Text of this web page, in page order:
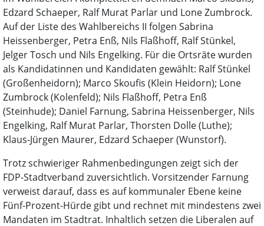
Edzard Schaeper, Ralf Murat Parlar und Lone Zumbrock.
Auf der Liste des Wahlbereichs II folgen Sabrina
Heissenberger, Petra Enß, Nils Flaßhoff, Ralf Stünkel,
Jelger Tosch und Nils Engelking. Für die Ortsräte wurden
als Kandidatinnen und Kandidaten gewählt: Ralf Stünkel
(Großenheidorn); Marco Skoufis (Klein Heidorn); Lone
Zumbrock (Kolenfeld); Nils Flaßhoff, Petra Enß
(Steinhude); Daniel Farnung, Sabrina Heissenberger, Nils
Engelking, Ralf Murat Parlar, Thorsten Dolle (Luthe);
Klaus-Jürgen Maurer, Edzard Schaeper (Wunstorf).
Trotz schwieriger Rahmenbedingungen zeigt sich der
FDP-Stadtverband zuversichtlich. Vorsitzender Farnung
verweist darauf, dass es auf kommunaler Ebene keine
Fünf-Prozent-Hürde gibt und rechnet mit mindestens zwei
Mandaten im Stadtrat. Inhaltlich setzen die Liberalen auf